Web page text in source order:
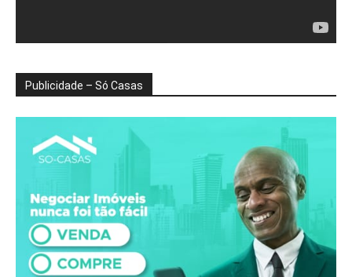
Publicidade – Só Casas